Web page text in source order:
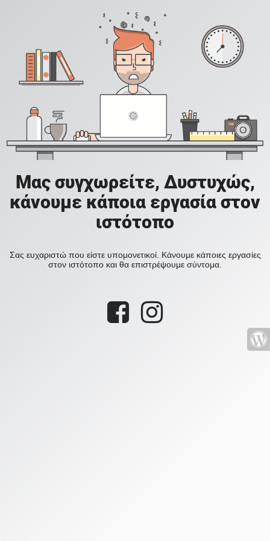
Μας συγχωρείτε, Δυστυχώς,
κάνουμε κάποια εργασία στον
ιστότοπο
Σας ευχαριστώ που είστε υπομονετικοί. Κάνουμε κάποιες εργασίες
στον ιστότοπο και θα επιστρέψουμε σύντομα.